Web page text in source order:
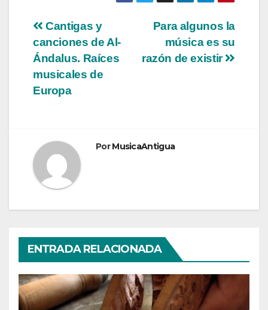
Navegación
de
entradas
Para algunos la
música es su
razón de existir
Cantigas y
canciones de Al-
Ándalus. Raíces
musicales de
Europa
PorMusicaAntigua
ENTRADA RELACIONADA